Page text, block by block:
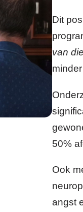
Dit
van
50%
Ook
angst